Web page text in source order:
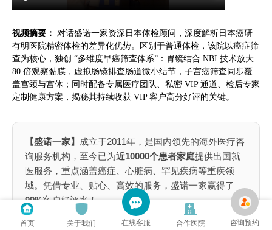
视频摘要： 对话盛诺一家资深日本体检顾问，深度解析日本癌研
有明医院精密体检的差异化优势。区别于普通体检，该院以癌症筛
查为核心，独创 “多维度早癌筛查体系”：胃镜结合 NBI 技术放大
80 倍观察黏膜，虚拟肠镜排查肠道微小结节，子宫癌筛查同步覆
盖宫颈与宫体；同时配备专属医疗团队、私密 VIP 通道、检后专家
定制健康方案，揭秘其持续收获 VIP 客户高分好评的关键。
【盛诺一家】
成立于2011年，是国内领先的海外医疗咨
询服务机构，至今已为近10000个患者家庭提供出国就
医服务，重点涵盖癌症、心脏病、罕见疾病等重疾领
域。凭借专业、贴心、高效的服务，盛诺一家赢得了
99%客户好评率！
📌为什么出国就医患者选择盛诺一家？
首页 关于我们 在线客服 合作医院 咨询预约